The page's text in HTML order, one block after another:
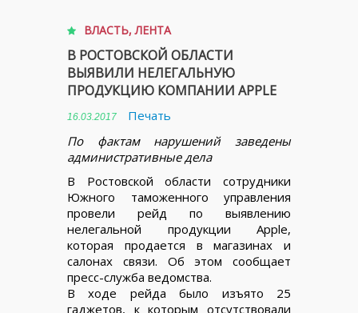
ВЛАСТЬ,ЛЕНТА
В РОСТОВСКОЙ ОБЛАСТИ
ВЫЯВИЛИ НЕЛЕГАЛЬНУЮ
ПРОДУКЦИЮ КОМПАНИИ APPLE
16.03.2017
Печать
По фактам нарушений заведены
административные дела
В Ростовской области сотрудники
Южного таможенного управления
провели рейд по выявлению
нелегальной продукции Apple,
которая продается в магазинах и
салонах связи. Об этом сообщает
пресс-служба ведомства.
В ходе рейда было изъято 25
гаджетов, к которым отсутствовали